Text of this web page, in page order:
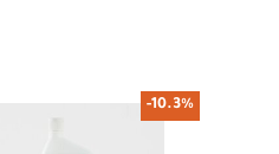
-10.3%